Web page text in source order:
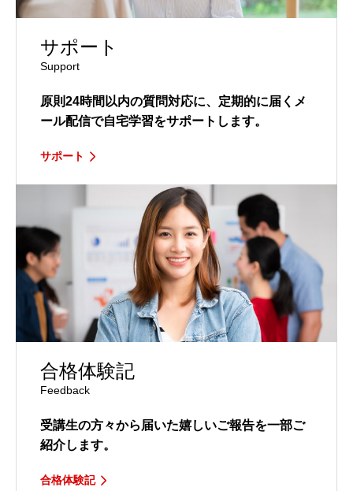
サポート
Support
原則24時間以内の質問対応に、定期的に届くメ
ール配信で自宅学習をサポートします。
サポート
合格体験記
Feedback
受講生の方々から届いた嬉しいご報告を一部ご
紹介します。
合格体験記